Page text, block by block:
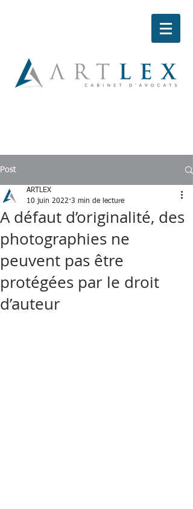
Post
A défaut d’originalité, des
photographies ne
peuvent pas être
protégées par le droit
d’auteur
ARTLEX
10 juin 2022 3 min de lecture